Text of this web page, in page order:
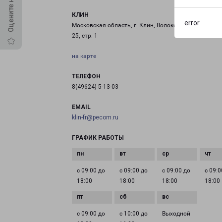
error
КЛИН
Московская область, г. Клин, Волоколамское шоссе,
25, стр. 1
на карте
ТЕЛЕФОН
8(49624) 5-13-03
EMAIL
klin-fr@pecom.ru
ГРАФИК РАБОТЫ
с 09:00 до
18:00
с 09:00 до
18:00
с 09:00 до
18:00
с
18:00
с 09:00 до
с 10:00 до
Выходной